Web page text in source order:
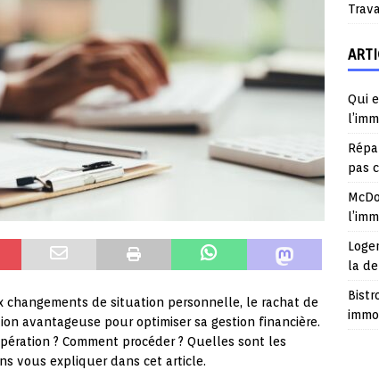
de situation personnelle, le rachat de
avantageuse pour optimiser sa gestion financière.
? Comment procéder ? Quelles sont les
vous expliquer dans cet article.
Qui
pas
la